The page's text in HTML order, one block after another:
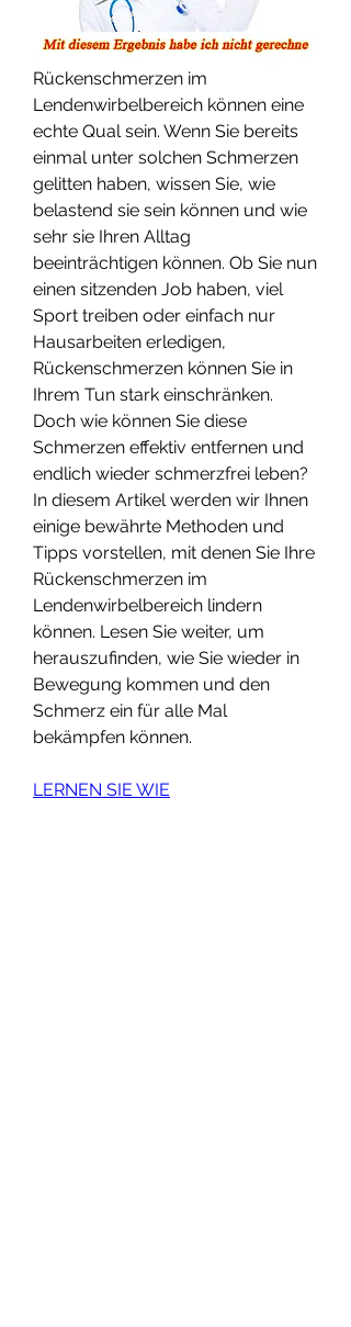
Rückenschmerzen im
Lendenwirbelbereich können eine
echte Qual sein. Wenn Sie bereits
einmal unter solchen Schmerzen
gelitten haben, wissen Sie, wie
belastend sie sein können und wie
sehr sie Ihren Alltag
beeinträchtigen können. Ob Sie nun
einen sitzenden Job haben, viel
Sport treiben oder einfach nur
Hausarbeiten erledigen,
Rückenschmerzen können Sie in
Ihrem Tun stark einschränken.
Doch wie können Sie diese
Schmerzen effektiv entfernen und
endlich wieder schmerzfrei leben?
In diesem Artikel werden wir Ihnen
einige bewährte Methoden und
Tipps vorstellen, mit denen Sie Ihre
Rückenschmerzen im
Lendenwirbelbereich lindern
können. Lesen Sie weiter, um
herauszufinden, wie Sie wieder in
Bewegung kommen und den
Schmerz ein für alle Mal
bekämpfen können.
LERNEN SIE WIE